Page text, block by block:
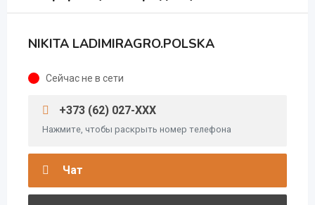
NIKITA LADIMIRAGRO.POLSKA
Сейчас не в сети
+373 (62) 027-XXX
Нажмите, чтобы раскрыть номер телефона
Чат